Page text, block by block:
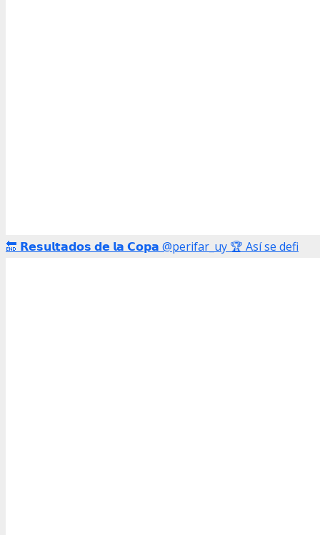
🔚 𝗥𝗲𝘀𝘂𝗹𝘁𝗮𝗱𝗼𝘀 𝗱𝗲 𝗹𝗮 𝗖𝗼𝗽𝗮 @perifar_uy 🏆 Así se defi